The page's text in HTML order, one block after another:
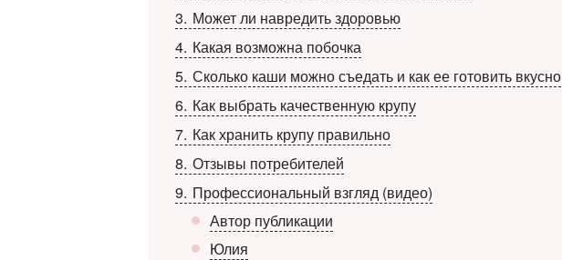
3 Может ли навредить здоровью
4 Какая возможна побочка
5 Сколько каши можно съедать и как ее готовить вкусно
6 Как выбрать качественную крупу
7 Как хранить крупу правильно
8 Отзывы потребителей
9 Профессиональный взгляд (видео)
Автор публикации
Юлия